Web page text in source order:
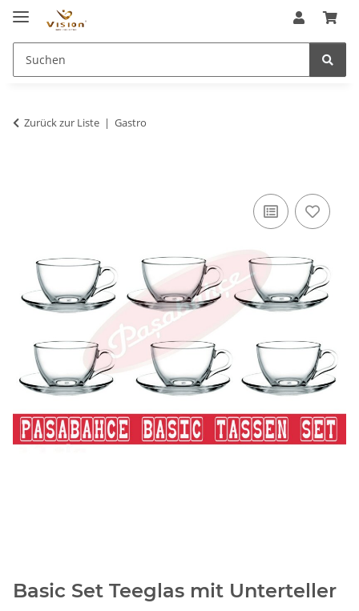
Zurück zur Liste Gastro
Basic Set Teeglas mit Unterteller